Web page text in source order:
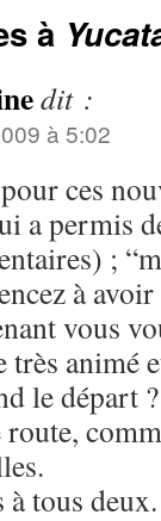
à
dit :
à 5:02
ces
a permis
;
à
vous
très animé
le départ ?
à tous deux.